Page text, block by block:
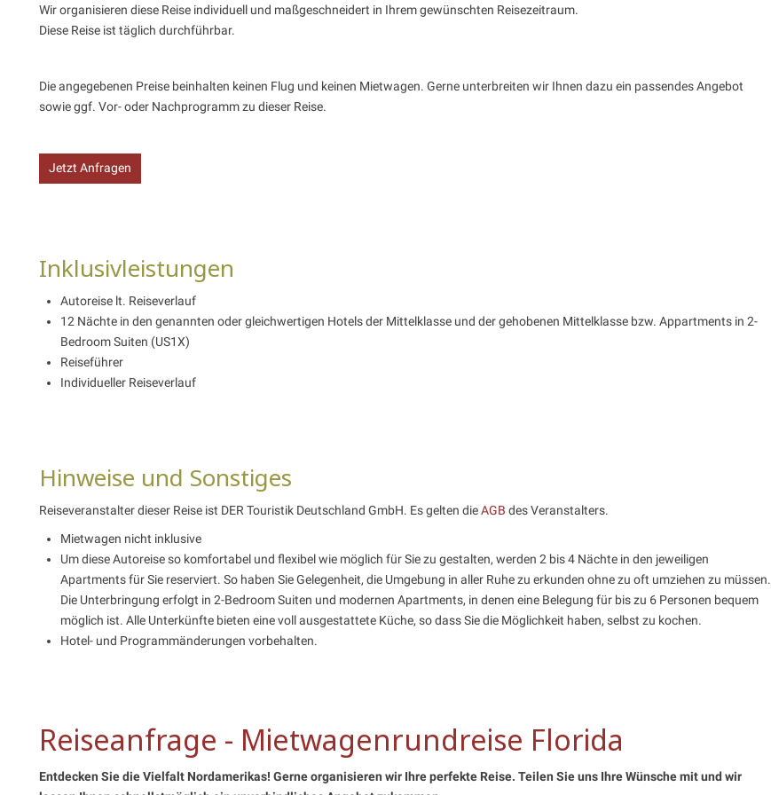
Wir organisieren diese Reise individuell und maßgeschneidert in Ihrem gewünschten Reisezeitraum.
Diese Reise ist täglich durchführbar.
Die angegebenen Preise beinhalten keinen Flug und keinen Mietwagen. Gerne unterbreiten wir Ihnen dazu ein passendes Angebot
sowie ggf. Vor- oder Nachprogramm zu dieser Reise.
Jetzt Anfragen
Inklusivleistungen
Autoreise lt. Reiseverlauf
12 Nächte in den genannten oder gleichwertigen Hotels der Mittelklasse und der gehobenen Mittelklasse bzw. Appartments in 2-
Bedroom Suiten (US1X)
Reiseführer
Individueller Reiseverlauf
Hinweise und Sonstiges
Reiseveranstalter dieser Reise ist DER Touristik Deutschland GmbH. Es gelten dieAGB des Veranstalters.
Mietwagen nicht inklusive
Um diese Autoreise so komfortabel und flexibel wie möglich für Sie zu gestalten, werden 2 bis 4 Nächte in den jeweiligen
Apartments für Sie reserviert. So haben Sie Gelegenheit, die Umgebung in aller Ruhe zu erkunden ohne zu oft umziehen zu müssen.
Die Unterbringung erfolgt in 2-Bedroom Suiten und modernen Apartments, in denen eine Belegung für bis zu 6 Personen bequem
möglich ist. Alle Unterkünfte bieten eine voll ausgestattete Küche, so dass Sie die Möglichkeit haben, selbst zu kochen.
Hotel- und Programmänderungen vorbehalten.
Reiseanfrage - Mietwagenrundreise Florida
Entdecken Sie die Vielfalt Nordamerikas! Gerne organisieren wir Ihre perfekte Reise. Teilen Sie uns Ihre Wünsche mit und wir